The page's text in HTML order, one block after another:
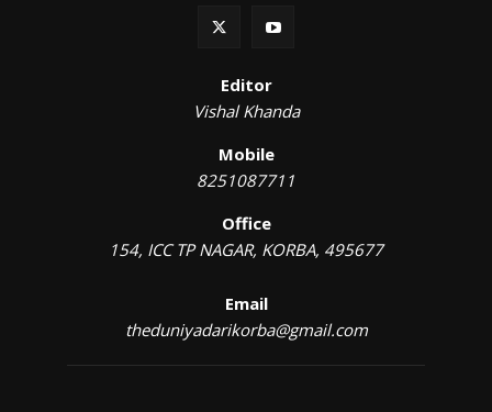
Editor
Vishal Khanda
Mobile
8251087711
Office
154, ICC TP NAGAR, KORBA, 495677
Email
theduniyadarikorba@gmail.com